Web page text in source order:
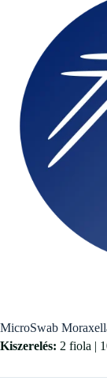
MicroSwab
Kiszerelés: 2 fiola |